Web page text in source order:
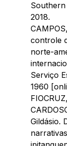
2018.
controle
norte-
Serviço
1960
Gildásio.